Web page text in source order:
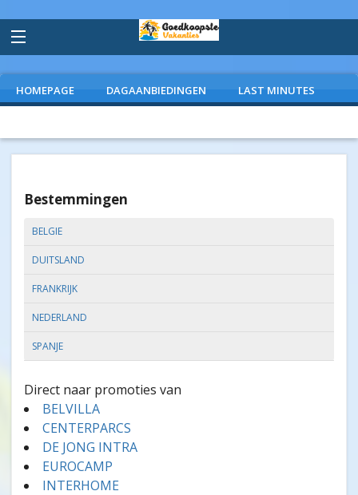
HOMEPAGE DAGAANBIEDINGEN LAST MINUTES
Bestemmingen
BELGIE
DUITSLAND
FRANKRIJK
NEDERLAND
SPANJE
Direct naar promoties van
BELVILLA
CENTERPARCS
DE JONG INTRA
EUROCAMP
INTERHOME